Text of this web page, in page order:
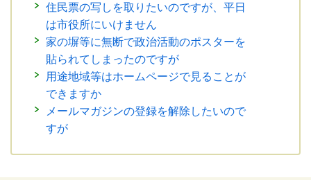
住民票の写しを取りたいのですが、平日
は市役所にいけません
家の塀等に無断で政治活動のポスターを
貼られてしまったのですが
用途地域等はホームページで見ることが
できますか
メールマガジンの登録を解除したいので
すが